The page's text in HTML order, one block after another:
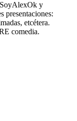
y
presentaciones:
etcétera.
comedia.